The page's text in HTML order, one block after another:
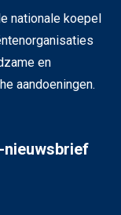
nationale koepel
en
aandoeningen.
nieuwsbrief